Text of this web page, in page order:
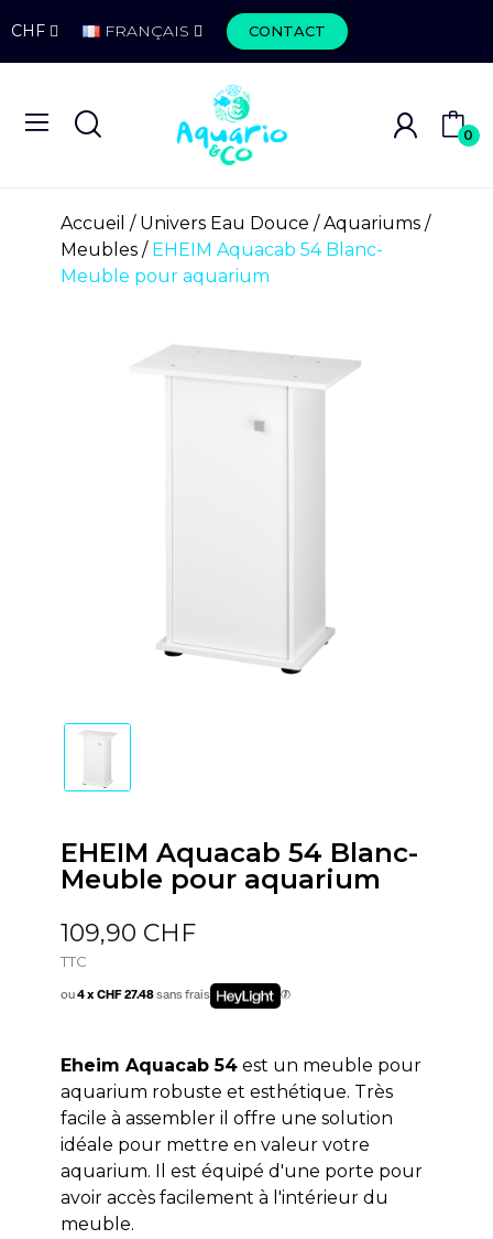
CHF FRANÇAIS CONTACT
0
Accueil Univers Eau Douce
Aquariums
Meubles
EHEIM Aquacab 54 Blanc-
Meuble pour aquarium
EHEIM Aquacab 54 Blanc-
Meuble pour aquarium
109,90 CHF
TTC
ou4 x CHF 27.48sans frais
Eheim Aquacab 54est un meuble pour
aquarium robuste et esthétique. Très
facile à assembler il offre une solution
idéale pour mettre en valeur votre
aquarium. Il est équipé d'une porte pour
avoir accès facilement à l'intérieur du
meuble.